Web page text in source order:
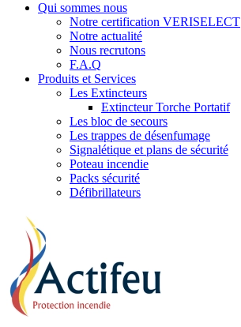
Qui sommes nous
Notre certification VERISELECT
Notre actualité
Nous recrutons
F.A.Q
Produits et Services
Les Extincteurs
Extincteur Torche Portatif
Les bloc de secours
Les trappes de désenfumage
Signalétique et plans de sécurité
Poteau incendie
Packs sécurité
Défibrillateurs